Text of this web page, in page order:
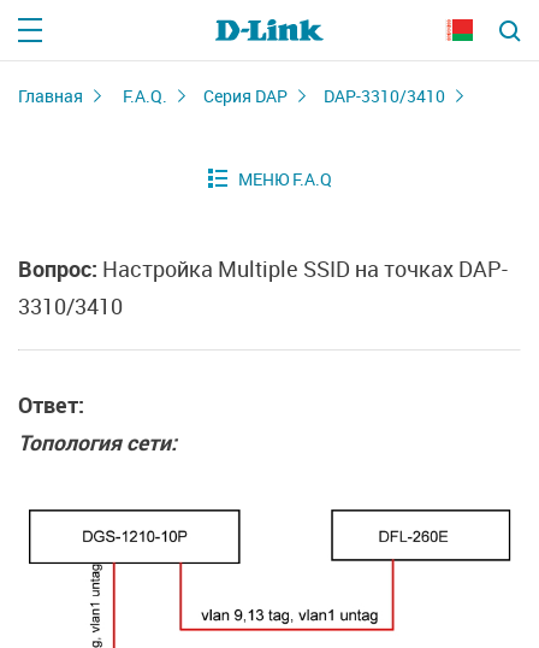
Главная F.A.Q. Серия DAP DAP-3310/3410
Вопрос: Настройка Multiple SSID на точках DAP-
3310/3410
Ответ:
Топология сети: